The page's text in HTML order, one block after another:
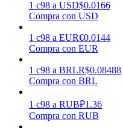
Estrategias comerciales
Aprenda cómo
1 c98 a USD$0.0166
Compra con USD
1 c98 a EUR€0.0144
Compra con EUR
1 c98 a BRLR$0.08488
Compra con BRL
1 c98 a RUB₽1.36
Compra con RUB